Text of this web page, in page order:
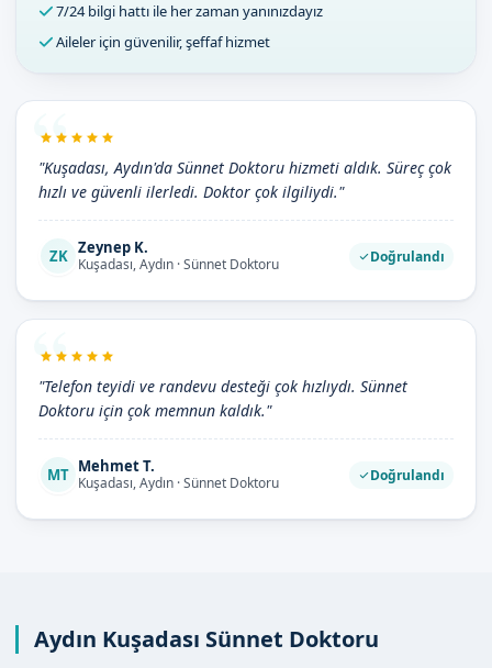
7/24 bilgi hattı ile her zaman yanınızdayız
Aileler için güvenilir, şeffaf hizmet
"Kuşadası, Aydın'da Sünnet Doktoru hizmeti aldık. Süreç çok
hızlı ve güvenli ilerledi. Doktor çok ilgiliydi."
ZK Zeynep K.
Kuşadası, Aydın · Sünnet Doktoru Doğrulandı
"Telefon teyidi ve randevu desteği çok hızlıydı. Sünnet
Doktoru için çok memnun kaldık."
MT Mehmet T.
Kuşadası, Aydın · Sünnet Doktoru Doğrulandı
Aydın Kuşadası Sünnet Doktoru